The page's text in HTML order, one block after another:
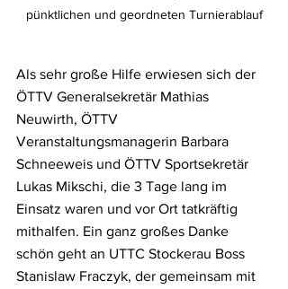
pünktlichen und geordneten Turnierablauf
Als sehr große Hilfe erwiesen sich der
ÖTTV Generalsekretär Mathias
Neuwirth, ÖTTV
Veranstaltungsmanagerin Barbara
Schneeweis und ÖTTV Sportsekretär
Lukas Mikschi, die 3 Tage lang im
Einsatz waren und vor Ort tatkräftig
mithalfen. Ein ganz großes Danke
schön geht an UTTC Stockerau Boss
Stanislaw Fraczyk, der gemeinsam mit